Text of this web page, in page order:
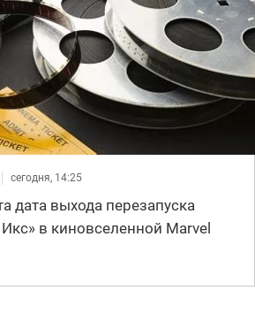
сегодня, 14:25
дата выхода перезапуска
в киновселенной Marvel